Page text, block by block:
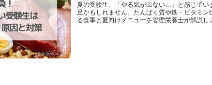
夏の受験生、「やる気が出ない…」と感じてい
足かもしれません。たんぱく質や鉄・ビタミン
る食事と夏向けメニューを管理栄養士が解説し